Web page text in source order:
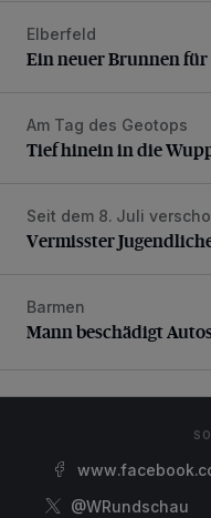
Ein neuer Brunnen für
Elberfeld
Ein neuer Brunnen
Tief hinein in die
Am Tag des Geotops
Tief hinein in die
Vermisster
Seit dem 8. Juli
Vermisster
Mann beschädigt
Barmen
Mann beschädigt
@WRundschau